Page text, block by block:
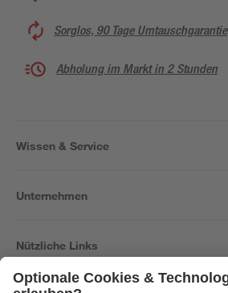
Sorglos, 90 Tage Umtauschgarantie
Abholung im Markt in 2 Stunden
Wissen & Service
Unternehmen
Nützliche Links